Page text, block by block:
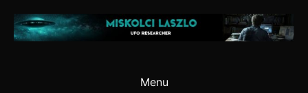
content
Menu